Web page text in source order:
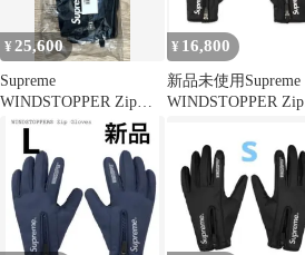
¥ 25,600
Supreme
WINDSTOPPER Zip
Gloves Black
¥ 16,800
新品未使用Supreme
WINDSTOPPER Zip